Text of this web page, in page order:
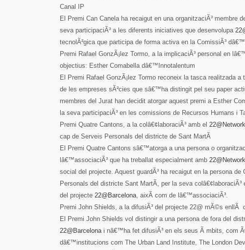
Canal IP
El Premi Can Canela ha recaigut en una organitzaciÃ³ membre
seva participaciÃ³ a les diferents iniciatives que desenvolupa
tecnolÃ²gica que participa de forma activa en la ComissiÃ³
Premi Rafael GonzÃ¡lez Tormo, a la implicaciÃ³ personal en
objectius: Esther Comabella dâ€™Innotalentum
El Premi Rafael GonzÃ¡lez Tormo reconeix la tasca realitzada
de les empreses sÃ²cies que sâ€™ha distingit pel seu paper
membres del Jurat han decidit atorgar aquest premi a Esther
la seva participaciÃ³ en les comissions de Recursos Humans i
Premi Quatre Cantons, a la colâ€¢laboraciÃ³ amb el 22@Network
cap de Serveis Personals del districte de Sant MartÃ­
El Premi Quatre Cantons sâ€™atorga a una persona o
lâ€™associaciÃ³ que ha treballat especialment amb 22@Network
social del projecte. Aquest guardÃ³ ha recaigut en la persona
Personals del districte Sant MartÃ­, per la seva colâ€¢laboraciÃ³
del projecte 22@Barcelona, aixÃ­ com de lâ€™associaciÃ³.
Premi John Shields, a la difusiÃ³ del projecte 22@ mÃ©s enllÃ
El Premi John Shields vol distingir a una persona de fora del
22@Barcelonai nâ€™ha fet difusiÃ³ en els seus Ã mbits, com
dâ€™institucions com The Urban Land Institute, The London